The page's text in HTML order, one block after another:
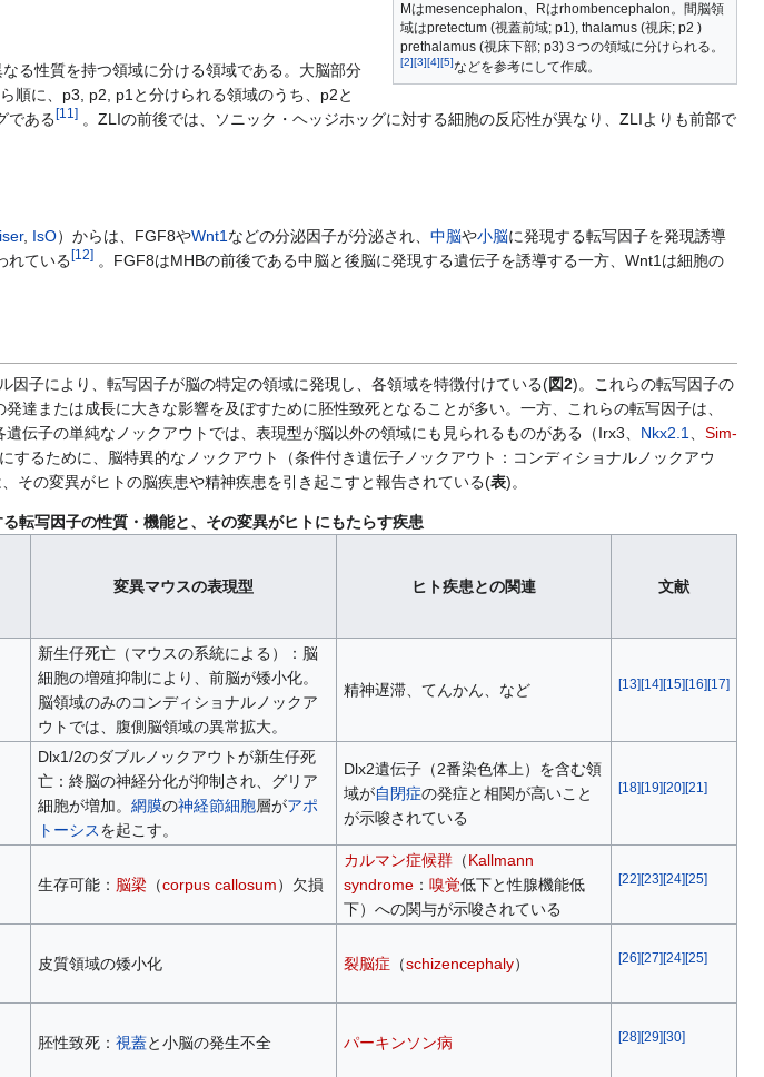
Mはmesencephalon、Rはrhombencephalon。間脳領
域はpretectum (視蓋前域; p1), thalamus (視床; p2 )
prethalamus (視床下部; p3)３つの領域に分けられる。
[2][3][4][5]などを参考にして作成。
る性質を持つ領域に分ける領域である。大脳部分
順に、p3, p2, p1と分けられる領域のうち、p2と
である [11] 。ZLIの前後では、ソニック・ヘッジホッグに対する細胞の反応性が異なり、ZLIよりも前部で
, IsO）からは、FGF8やWnt1 などの分泌因子が分泌され、 中脳や小脳に発現する転写因子を発現誘導
れている[12] 。FGF8はMHBの前後である中脳と後脳に発現する遺伝子を誘導する一方、Wnt1は細胞の
子により、転写因子が脳の特定の領域に発現し、各領域を特徴付けている(図2)。これらの転写因子の
達または成長に大きな影響を及ぼすために胚性致死となることが多い。一方、これらの転写因子は、
伝子の単純なノックアウトでは、表現型が脳以外の領域にも見られるものがある（Irx3、 Nkx2.1
Sim-
するために、脳特異的なノックアウト（条件付き遺伝子ノックアウト：コンディショナルノックアウ
その変異がヒトの脳疾患や精神疾患を引き起こすと報告されている(表)。
転写因子の性質・機能と、その変異がヒトにもたらす疾患
変異マウスの表現型 ヒト疾患との関連 文献
新生仔死亡（マウスの系統による）：脳
細胞の増殖抑制により、前脳が矮小化。
脳領域のみのコンディショナルノックア
ウトでは、腹側脳領域の異常拡大。
精神遅滞、てんかん、など [13][14][15][16][17]
Dlx1/2のダブルノックアウトが新生仔死
亡：終脳の神経分化が抑制され、グリア
細胞が増加。 網膜の神経節細胞層がアポ
トーシスを起こす。
Dlx2遺伝子（2番染色体上）を含む領
域が自閉症の発症と相関が高いこと
が示唆されている
[18][19][20][21 ]
生存可能： 脳梁（corpus callosum）欠損
カルマン症候群（Kallmann
syndrome： 嗅覚低下と性腺機能低
下）への関与が示唆されている
[22][23][24][25]
皮質領域の矮小化 裂脳症 （schizencephaly） [26][27][24][25]
胚性致死： 視蓋と小脳の発生不全 パーキンソン病 [28][29][30]